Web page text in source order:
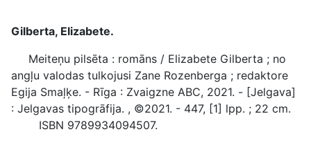
Gilberta, Elizabete.
Meiteņu pilsēta : romāns / Elizabete Gilberta ; no
angļu valodas tulkojusi Zane Rozenberga ; redaktore
Egija Smaļķe. - Rīga : Zvaigzne ABC, 2021. - [Jelgava]
: Jelgavas tipogrāfija. , ©2021. - 447, [1] lpp. ; 22 cm.
ISBN 9789934094507.